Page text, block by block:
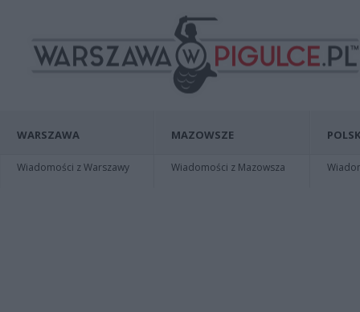
WARSZAWA
Wiadomości z Warszawy
MAZOWSZE
Wiadomości z Mazowsza